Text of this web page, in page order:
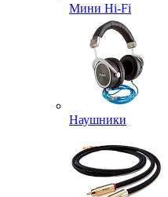
Мини Hi-Fi
Наушники